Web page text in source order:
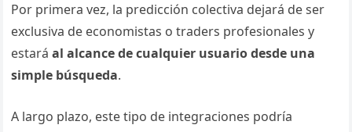
Por primera vez, la predicción colectiva dejará de ser
exclusiva de economistas o traders profesionales y
estaráal alcance de cualquier usuario desde una
simple búsqueda.
A largo plazo, este tipo de integraciones podría